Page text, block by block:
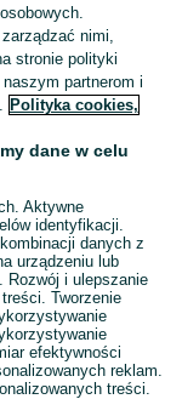
Skorzystaj z największego serwisu ogłoszeniowego - Parchów i okolice! Kupuj to, czego pragniesz i sprzedawaj to, czego już nie potrzebujesz! Zobacz
nimi,
stronie polityki
partnerom i
Polityka cookies,
dane w celu
Aktywne
identyfikacji.
danych z
urządzeniu lub
Rozwój i ulepszanie
Tworzenie
efektywności
reklam.
treści.